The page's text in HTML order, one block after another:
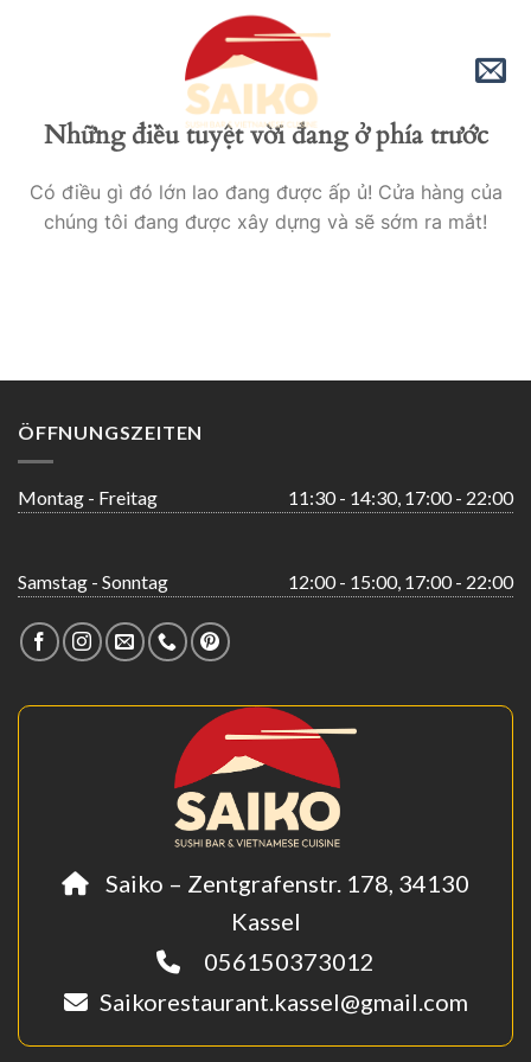
Những điều tuyệt vời đang ở phía trước
Có điều gì đó lớn lao đang được ấp ủ! Cửa hàng của
chúng tôi đang được xây dựng và sẽ sớm ra mắt!
ÖFFNUNGSZEITEN
Montag - Freitag 11:30 - 14:30, 17:00 - 22:00
Samstag - Sonntag 12:00 - 15:00, 17:00 - 22:00
Saiko – Zentgrafenstr. 178, 34130
Kassel
056150373012
Saikorestaurant.kassel@gmail.com